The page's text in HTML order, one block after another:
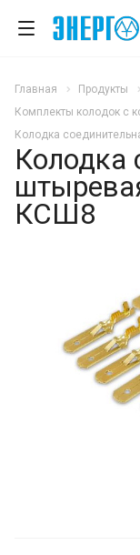
Главная Продукты
Комплекты колодок с
Колодка
Колодка
КСШ8